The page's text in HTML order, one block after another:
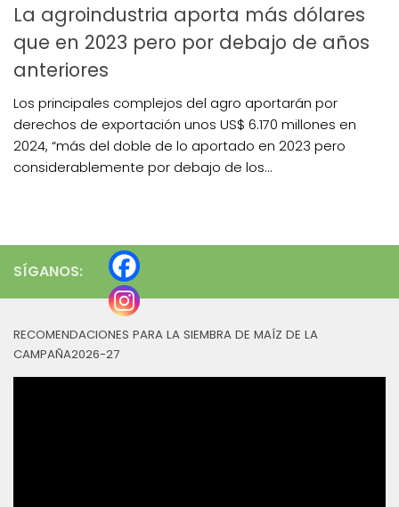
La agroindustria aporta más dólares
que en 2023 pero por debajo de años
anteriores
Los principales complejos del agro aportarán por
derechos de exportación unos US$ 6.170 millones en
2024, “más del doble de lo aportado en 2023 pero
considerablemente por debajo de los...
SÍGANOS:
RECOMENDACIONES PARA LA SIEMBRA DE MAÍZ DE LA
CAMPAÑA2026-27